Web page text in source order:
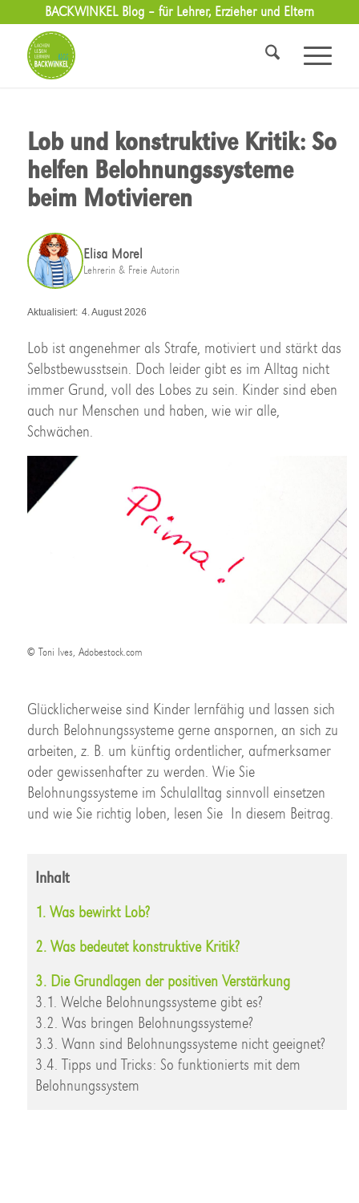
BACKWINKEL Blog – für Lehrer, Erzieher und Eltern
Lob und konstruktive Kritik: So
helfen Belohnungssysteme
beim Motivieren
Elisa Morel
Lehrerin & Freie Autorin
Aktualisiert: 4. August 2026
Lob ist angenehmer als Strafe, motiviert und stärkt das
Selbstbewusstsein. Doch leider gibt es im Alltag nicht
immer Grund, voll des Lobes zu sein. Kinder sind eben
auch nur Menschen und haben, wie wir alle,
Schwächen.
© Toni Ives, Adobestock.com
Glücklicherweise sind Kinder lernfähig und lassen sich
durch Belohnungssysteme gerne anspornen, an sich zu
arbeiten, z. B. um künftig ordentlicher, aufmerksamer
oder gewissenhafter zu werden. Wie Sie
Belohnungssysteme im Schulalltag sinnvoll einsetzen
und wie Sie richtig loben, lesen Sie In diesem Beitrag.
Inhalt
1. Was bewirkt Lob?
2. Was bedeutet konstruktive Kritik?
3. Die Grundlagen der positiven Verstärkung
3.1. Welche Belohnungssysteme gibt es?
3.2. Was bringen Belohnungssysteme?
3.3. Wann sind Belohnungssysteme nicht geeignet?
3.4. Tipps und Tricks: So funktionierts mit dem
Belohnungssystem